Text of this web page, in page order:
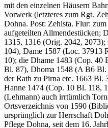
mit den einzelnen Häusern
Vorwerk (letzteres zum Rgt.
Dohna. Post: Zehista. Flur:
aufgeteilten Allmendestücken;
1315, 1316 (Orig. 2042,
104), Dame 1587 (Loc.
10); die Dhame 1483 (Cop. 40
Bl. 87), Dhoma 1548 (A B6
der Rath zu Pirna etc. 1663 Bl.
Hanne 1474 (Cop. 10 Bl. 118,
(Lehmann) auch irrtümlich
Ortsverzeichnis von 1590
ursprünglich zur Herrschaft
Pflege Dohna, seit dem 16.